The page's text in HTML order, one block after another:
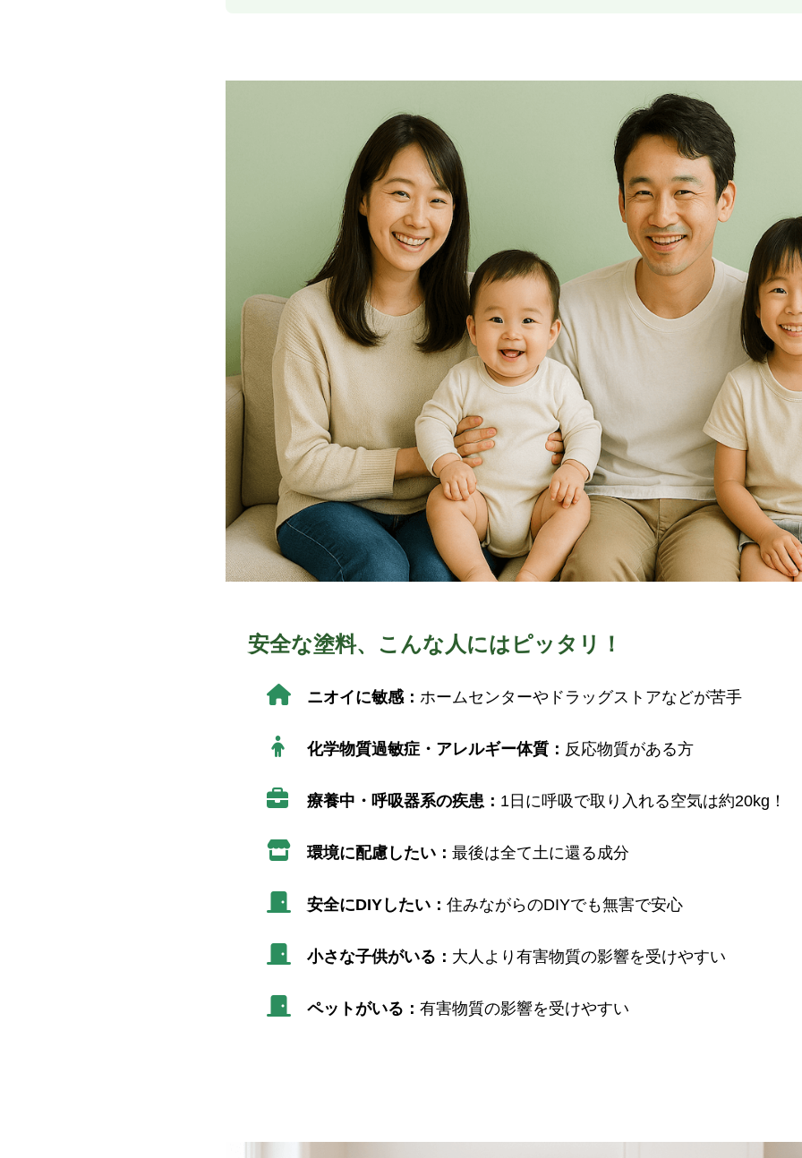
安全な塗料、こんな人にはピッタリ！
ニオイに敏感： ホームセンターやドラッグストアなどが苦手
化学物質過敏症・アレルギー体質： 反応物質がある方
療養中・呼吸器系の疾患： 1日に呼吸で取り入れる空気は約20kg！
環境に配慮したい： 最後は全て土に還る成分
安全にDIYしたい： 住みながらのDIYでも無害で安心
小さな子供がいる： 大人より有害物質の影響を受けやすい
ペットがいる： 有害物質の影響を受けやすい